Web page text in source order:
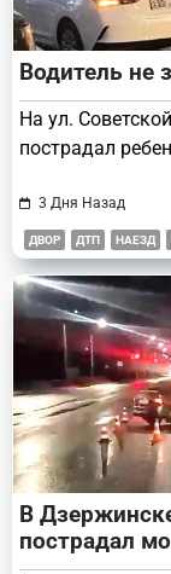
Водитель не
На ул.
пострадал
3 Дня Назад
ДВОР ДТП НАЕЗД
В
пострадал